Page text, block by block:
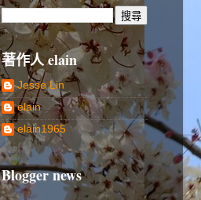
著作人 elain
Jesse Lin
elain
elain1965
Blogger news